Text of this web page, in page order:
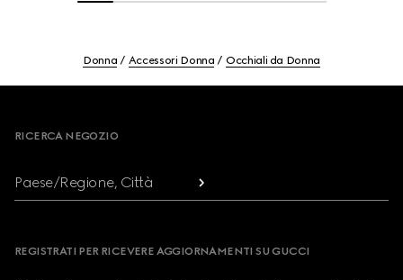
Donna Accessori Donna Occhiali da Donna
RICERCA NEGOZIO
Paese/Regione, Città
REGISTRATI PER RICEVERE AGGIORNAMENTI SU GUCCI